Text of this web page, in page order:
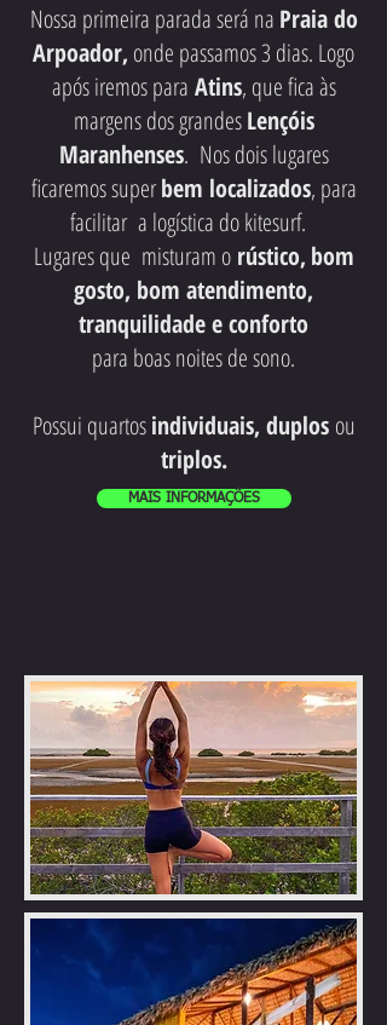
Nossa primeira parada será na Praia do
Arpoador, onde passamos 3 dias. Logo
após iremos para Atins, que fica às
margens dos grandesLençóis
Maranhenses. Nos dois lugares
ficaremos superbem localizados, para
facilitar a logística do kitesurf.
Lugares que misturam orústico, bom
gosto, bom atendimento,
tranquilidade e conforto
para boas noites de sono.
Possui quartosindividuais, duplos ou
triplos.
MAIS INFORMAÇÕES